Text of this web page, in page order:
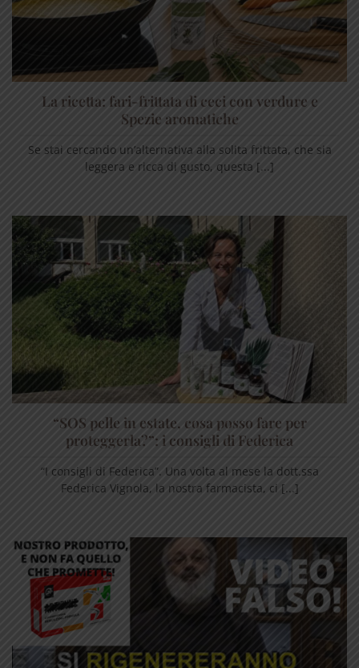
La ricetta: fari-frittata di ceci con verdure e
Spezie aromatiche
Se stai cercando un’alternativa alla solita frittata, che sia
leggera e ricca di gusto, questa [...]
“SOS pelle in estate, cosa posso fare per
proteggerla?”: i consigli di Federica
“I consigli di Federica”. Una volta al mese la dott.ssa
Federica Vignola, la nostra farmacista, ci [...]